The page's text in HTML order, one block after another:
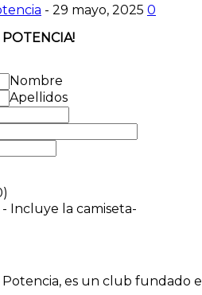
- 29 mayo, 2025 0
POTENCIA!
Nombre
Apellidos
Incluye la camiseta-
es un club fundado